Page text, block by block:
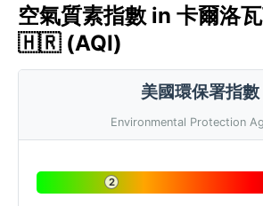
空氣質素指數 in 卡爾洛
🇭🇷 (AQI)
美國環保署指數
Environmental Protection
2